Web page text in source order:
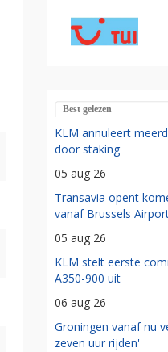
Best gelezen
KLM annuleert
door staking
05 aug 26
Transavia opent
vanaf Brussels
05 aug 26
KLM stelt eerste
A350-900 uit
06 aug 26
Groningen vanaf nu
zeven uur rijden'